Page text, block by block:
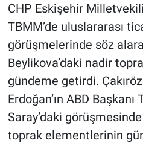
CHP Eskişehir
TBMM’de uluslararası
görüşmelerinde söz
Beylikova’daki nadir
gündeme getirdi.
Erdoğan’ın ABD
Saray’daki
toprak elementlerinin